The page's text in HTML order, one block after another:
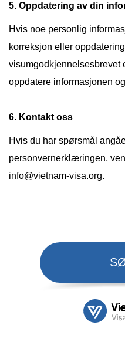
5. Oppdatering av din
Hvis noe personlig
korreksjon eller
visumgodkjennelsesbrevet
oppdatere informasjonen
6. Kontakt oss
Hvis du har spørsmål
personvernerklæringen,
info@vietnam-visa.org.